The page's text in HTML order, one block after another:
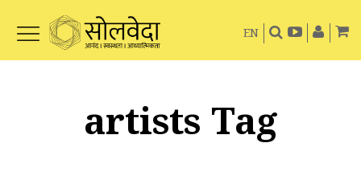
EN
artists Tag